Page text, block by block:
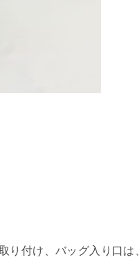
付け、バッグ入り口は、